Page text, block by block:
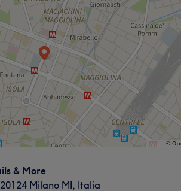
Preciso/a 13
clienti di Elena
Professionale 12 Preciso/a
ai dettagli 10
& More
Milano MI, Italia